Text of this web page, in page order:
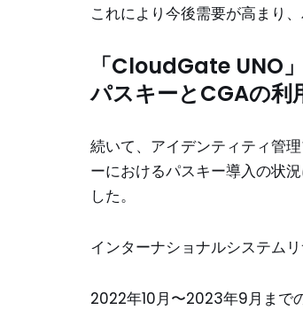
これにより今後需要が高まり
「CloudGate UNO
パスキーとCGAの利
続いて、アイデンティティ管
ーにおけるパスキー導入の状
した。
インターナショナルシステム
2022年10月〜2023年9月まで